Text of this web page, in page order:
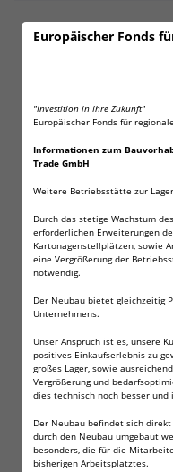
Europäischer Fonds
"Investition in Ihre Zukunft"
Europäischer Fonds für
Informationen zum
Trade GmbH
Weitere Betriebsstätte zur
Durch das stetige Wachstum
erforderlichen Erweiterungen
Kartonagenstellplätzen, sowie
eine Vergrößerung der
notwendig.
Der Neubau bietet gleichzeitig
Unternehmens.
Unser Anspruch ist es, unsere
positives Einkaufserlebnis zu
großes Lager, sowie
Vergrößerung und
dies technisch noch besser
Der Neubau befindet sich
durch den Neubau umgebaut
besonders, die für die
bisherigen Arbeitsplatztes.
40 x AG13 Wilhelm
Durchmesser 11,6 mm
A76 357 V13GA
Die Zellen finden unter
viele
vielen Organizern
vielen Uhren!
in Spielzeug!
in Kammeras!
in Radios! etc.